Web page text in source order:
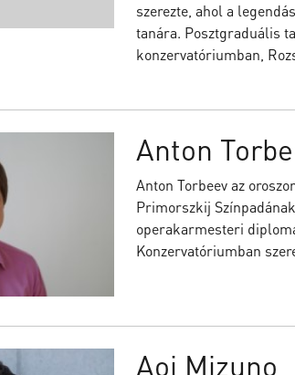
szerezte, ahol a
tanára. Posztgraduális
konzervatóriumban,
Anton
Anton Torbeev az
Primorszkij
operakarmesteri
Konzervatóriumban
Aoi Mizuno